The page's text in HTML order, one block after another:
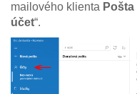
mailového klienta Pošta
účet“.